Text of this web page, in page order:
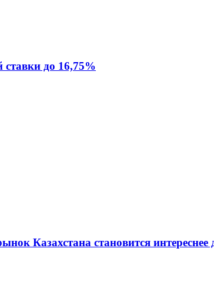
до 16,75%
Казахстана становится